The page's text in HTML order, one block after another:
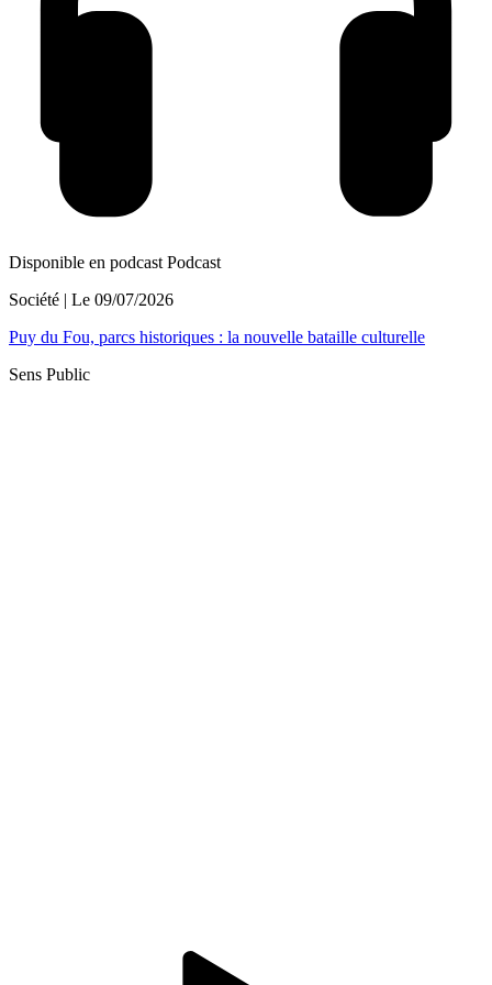
Disponible en podcast Podcast
Société | Le 09/07/2026
Puy du Fou, parcs historiques : la nouvelle bataille culturelle
Sens Public